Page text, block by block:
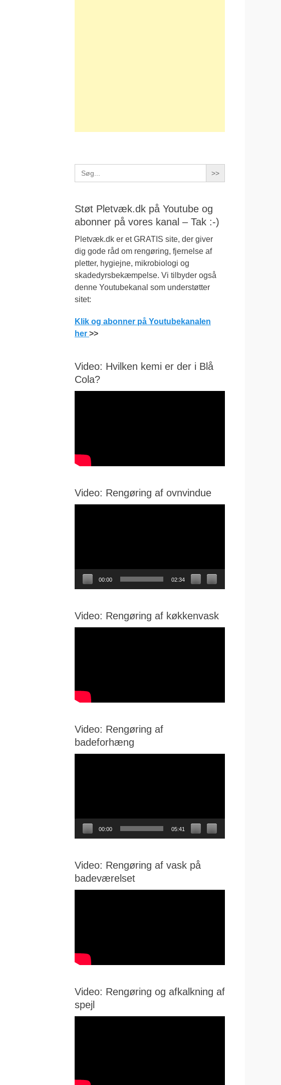
Search
for:
Støt Pletvæk.dk på Youtube og
abonner på vores kanal – Tak :-)
Pletvæk.dk er et GRATIS site, der giver
dig gode råd om rengøring, fjernelse af
pletter, hygiejne, mikrobiologi og
skadedyrsbekæmpelse. Vi tilbyder også
denne Youtubekanal som understøtter
sitet:
Klik og abonner på Youtubekanalen
her >>
Video: Hvilken kemi er der i Blå
Cola?
Video: Rengøring af ovnvindue
00:00 02:34
Video: Rengøring af køkkenvask
Video: Rengøring af
badeforhæng
00:00 05:41
Video: Rengøring af vask på
badeværelset
Video: Rengøring og afkalkning af
spejl